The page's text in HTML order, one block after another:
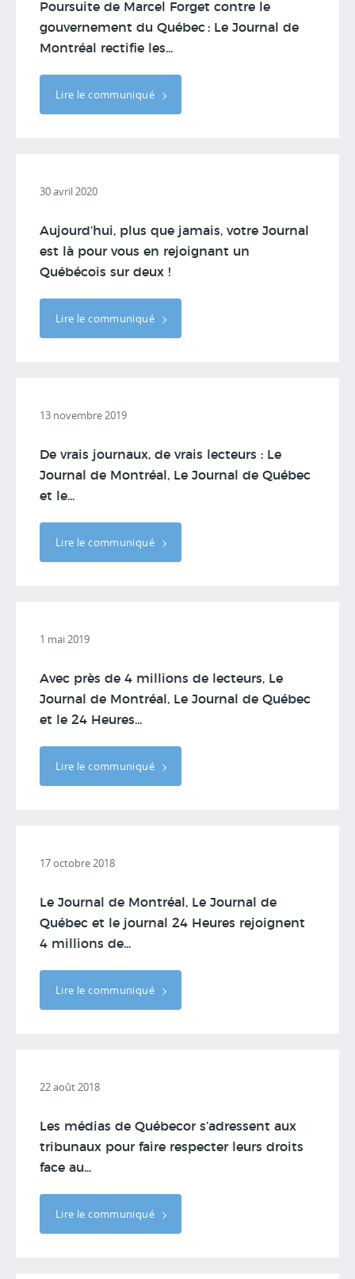
Poursuite de Marcel Forget contre le
gouvernement du Québec : Le Journal de
Montréal rectifie les...
Lire le communiqué
30 avril 2020
Aujourd’hui, plus que jamais, votre Journal
est là pour vous en rejoignant un
Québécois sur deux !
Lire le communiqué
13 novembre 2019
De vrais journaux, de vrais lecteurs : Le
Journal de Montréal, Le Journal de Québec
et le...
Lire le communiqué
1 mai 2019
Avec près de 4 millions de lecteurs, Le
Journal de Montréal, Le Journal de Québec
et le 24 Heures...
Lire le communiqué
17 octobre 2018
Le Journal de Montréal, Le Journal de
Québec et le journal 24 Heures rejoignent
4 millions de...
Lire le communiqué
22 août 2018
Les médias de Québecor s’adressent aux
tribunaux pour faire respecter leurs droits
face au...
Lire le communiqué